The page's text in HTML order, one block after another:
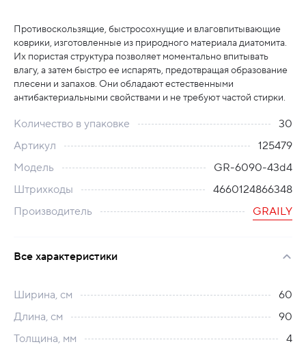
Противоскользящие, быстросохнущие и влаговпитывающие
коврики, изготовленные из природного материала диатомита.
Их пористая структура позволяет моментально впитывать
влагу, а затем быстро ее испарять, предотвращая образование
плесени и запахов. Они обладают естественными
антибактериальными свойствами и не требуют частой стирки.
Количество в упаковке
30
Артикул
125479
Модель
GR-6090-43d4
Штрихкоды
4660124866348
Производитель
GRAILY
Все характеристики
Ширина, см
60
Длина, см
90
Толщина, мм
4